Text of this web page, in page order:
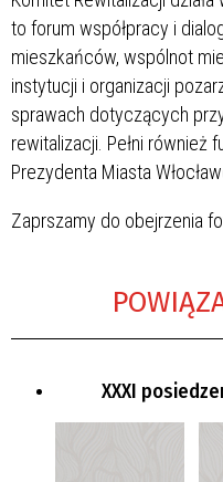
to forum współpracy i
mieszkańców, wspólnot
instytucji i organizacji
sprawach dotyczących
rewitalizacji. Pełni również
Prezydenta Miasta
Zaprszamy do obejrzenia
XXXI